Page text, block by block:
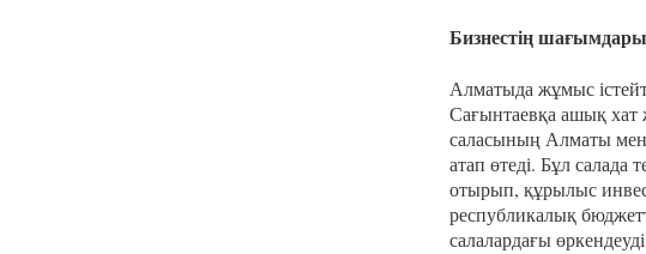
Бизнестің
Алматыда жұмыс
Сағынтаевқа ашық
саласының Алматы
атап өтеді. Бұл салада
отырып, құрылыс
республикалық
салалардағы